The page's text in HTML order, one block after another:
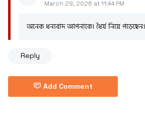
March 29, 2026 at 11:44 PM
অনেক ধন্যবাদ আপনাকে। ধৈর্য নিয়ে পড়েছেন।
Reply
Add Comment